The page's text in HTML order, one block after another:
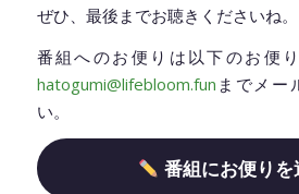
ぜひ、最後までお聴きくださいね。
番組へのお便りは以下のお便
hatogumi@lifebloom.fun までメー
い。
番組にお便りを